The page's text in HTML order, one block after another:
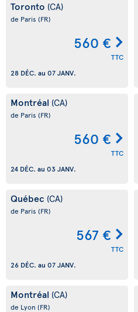
Toronto (CA)
de Paris (FR)
560 €
TTC
28 DÉC. au 07 JANV.
Montréal (CA)
de Paris (FR)
560 €
TTC
24 DÉC. au 03 JANV.
Québec (CA)
de Paris (FR)
567 €
TTC
26 DÉC. au 07 JANV.
Montréal (CA)
de Lyon (FR)